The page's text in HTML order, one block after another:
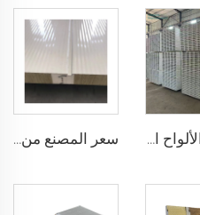
مصنعي الألواح النظيفة آلية الألواح المجوفة من المغنيسيوم مقاومة للنار لورش العمل المعقمة ومصانع الأغذية سعر المصنع من 50 مم إلى 100 مم لوحة رغوة الصخور Sandwich مقاومة للحريق لوحة جدارية ملتوية لوحة عزل خارجي